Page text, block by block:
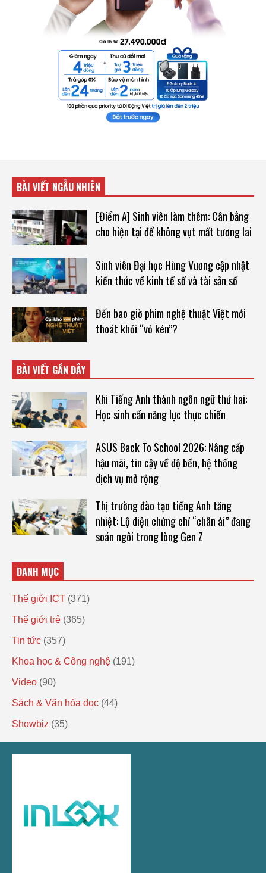
BÀI VIẾT NGẪU NHIÊN
[Điểm A] Sinh viên làm thêm: Cân bằng
cho hiện tại để không vụt mất tương lai
Sinh viên Đại học Hùng Vương cập nhật
kiến thức về kinh tế số và tài sản số
Đến bao giờ phim nghệ thuật Việt mới
thoát khỏi “vỏ kén”?
BÀI VIẾT GẦN ĐÂY
Khi Tiếng Anh thành ngôn ngữ thứ hai:
Học sinh cần năng lực thực chiến
ASUS Back To School 2026: Nâng cấp
hậu mãi, tin cậy về độ bền, hệ thống
dịch vụ mở rộng
Thị trường đào tạo tiếng Anh tăng
nhiệt: Lộ diện chứng chỉ “chân ái” đang
soán ngôi trong lòng Gen Z
DANH MỤC
Thế giới ICT (371)
Thế giới trẻ (365)
Tin tức (357)
Khoa học & Công nghệ (191)
Video (90)
Sách & Văn hóa đọc (44)
Showbiz (35)